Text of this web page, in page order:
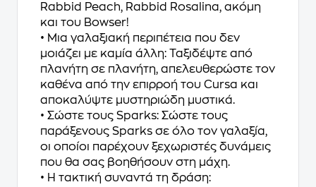
Rabbid Peach, Rabbid Rosalina, ακόμη
και του Bowser!
• Μια γαλαξιακή περιπέτεια που δεν
μοιάζει με καμία άλλη: Ταξιδέψτε από
πλανήτη σε πλανήτη, απελευθερώστε τον
καθένα από την επιρροή του Cursa και
αποκαλύψτε μυστηριώδη μυστικά.
• Σώστε τους Sparks: Σώστε τους
παράξενους Sparks σε όλο τον γαλαξία,
οι οποίοι παρέχουν ξεχωριστές δυνάμεις
που θα σας βοηθήσουν στη μάχη.
• Η τακτική συναντά τη δράση: